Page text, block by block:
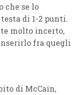
che se lo
di 1-2 punti.
molto incerto,
fra quegli
di McCain,